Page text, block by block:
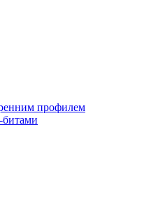
профилем
битами